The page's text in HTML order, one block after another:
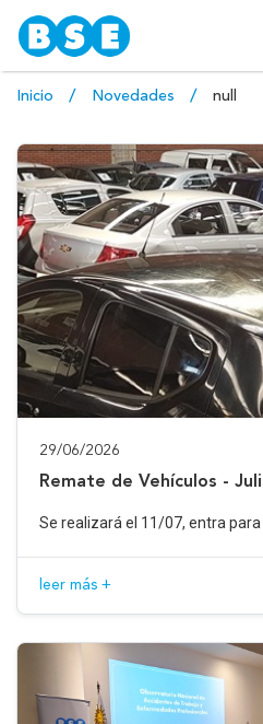
Inicio Novedades null
29/06/2026
Remate de Vehículos -
Se realizará el 11/07, entra
leer más +